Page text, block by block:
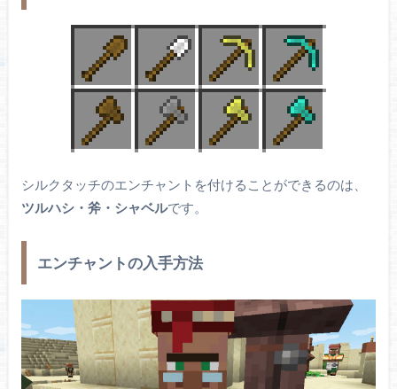
シルクタッチのエンチャントを付けることができるのは、
ツルハシ・斧・シャベルです。
エンチャントの入手方法